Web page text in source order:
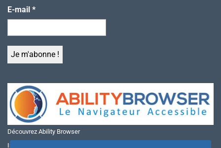
E-mail *
Découvrez Ability Browser
Installer Ability Browser sur Windows